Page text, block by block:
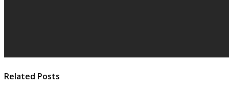
Related Posts